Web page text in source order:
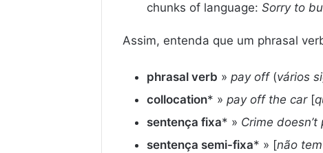
chunks of language: Sorry to
Assim, entenda que um phrasal
phrasal verb » pay off(vários
collocation* » pay off the car[
sentença fixa* » Crime
sentença semi-fixa* » [não